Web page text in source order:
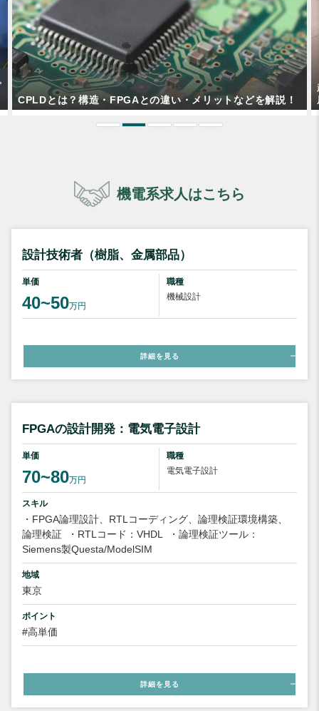
超音波洗浄でなぜ汚れが落ちる？原理・構造・特徴などを徹
底解説！
機電系求人はこちら
設計技術者（樹脂、金属部品）
単価
40~50万円
職種
機械設計
詳細を見る
FPGAの設計開発：電気電子設計
単価
70~80万円
職種
電気電子設計
スキル
・FPGA論理設計、RTLコーディング、論理検証環境構築、
論理検証
・RTLコード：VHDL
・論理検証ツール：
Siemens製Questa/ModelSIM
地域
東京
ポイント
#高単価
詳細を見る